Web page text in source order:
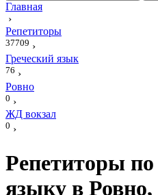
Главная
›
Репетиторы
37709 ›
Греческий язык
76 ›
Ровно
0 ›
ЖД вокзал
0 ›
Репетиторы по
языку в